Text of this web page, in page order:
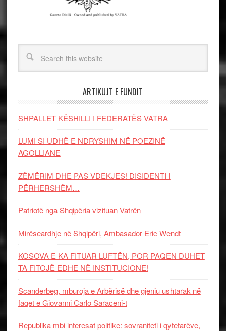
ARTIKUJT E FUNDIT
SHPALLET KËSHILLI I FEDERATËS VATRA
LUMI SI UDHË E NDRYSHIM NË POEZINË
AGOLLIANE
ZËMËRIM DHE PAS VDEKJES! DISIDENTI I
PËRHERSHËM…
Patriotë nga Shqipëria vizituan Vatrën
Mirëseardhje në Shqipëri, Ambasador Eric Wendt
KOSOVA E KA FITUAR LUFTËN, POR PAQEN DUHET
TA FITOJË EDHE NË INSTITUCIONE!
Scanderbeg, mburoja e Arbërisë dhe gjeniu ushtarak në
faqet e Giovanni Carlo Saraceni-t
Republika mbi interesat politike: sovraniteti i qytetarëve,